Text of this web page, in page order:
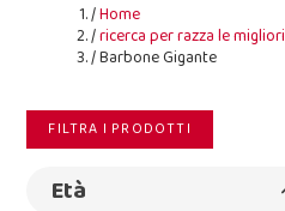
Home
ricerca per razza le
Barbone Gigante
FILTRA I PRODOTTI
Età